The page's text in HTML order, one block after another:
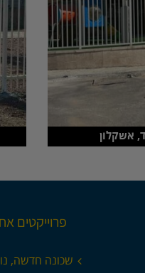
אשקלון
פרוייקטים
שכונה חדשה,